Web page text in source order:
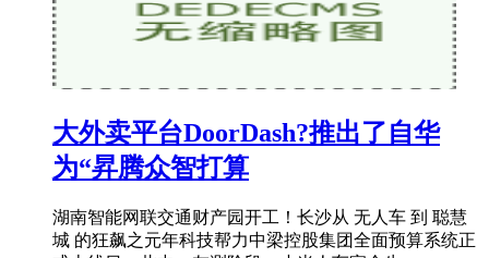
大外卖平台DoorDash?推出了自华
为“昇腾众智打算
湖南智能网联交通财产园开工！长沙从 无人车 到 聪慧
城 的狂飙之元年科技帮力中梁控股集团全面预算系统正